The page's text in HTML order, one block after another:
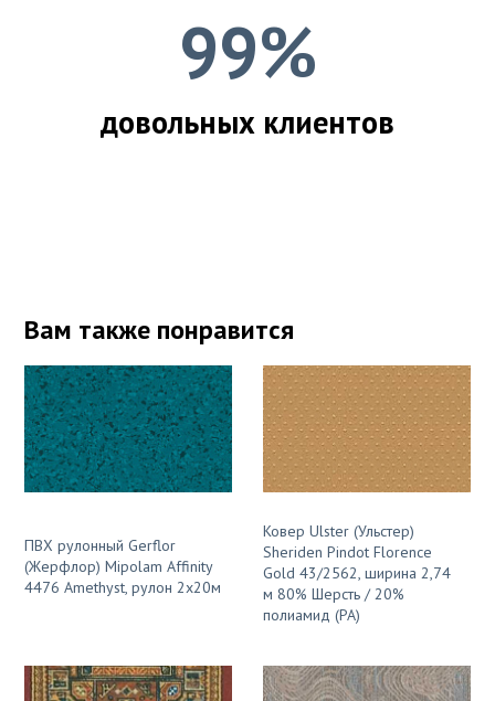
99%
довольных клиентов
Вам также понравится
ПВХ рулонный Gerflor
(Жерфлор) Mipolam Affinity
4476 Amethyst, рулон 2х20м
Ковер Ulster (Ульстер)
Sheriden Pindot Florence
Gold 43/2562, ширина 2,74
м 80% Шерсть / 20%
полиамид (PA)